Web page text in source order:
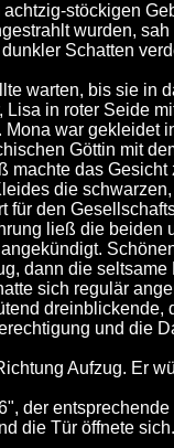
stöckigen
wurden,
Schatten
warten, bis sie in
in roter Seide
war gekleidet
Göttin mit
machte das
die
für den
ließ die
dann die
sich regulär
und die
Aufzug. Er
der
die Tür öffnete sich.